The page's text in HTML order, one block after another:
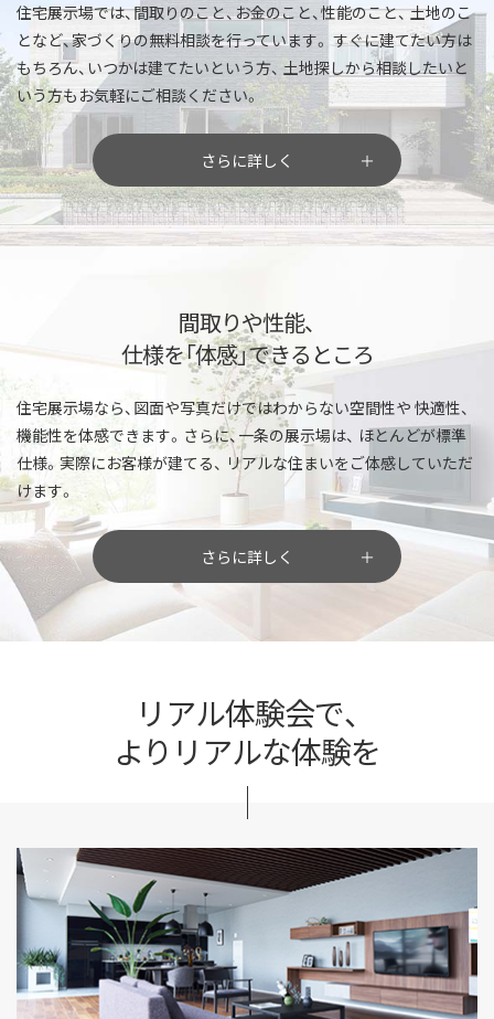
住宅展示場では、間取りのこと、お金のこと、性能のこと、土地のこ
となど、家づくりの無料相談を行っています。 すぐに建てたい方は
もちろん、いつかは建てたいという方、 土地探しから相談したいと
いう方もお気軽にご相談ください。
さらに詳しく
間取りや性能、
仕様を「体感」できるところ
住宅展示場なら、図面や写真だけではわからない空間性や 快適性、
機能性を体感できます。さらに、一条の展示場は、 ほとんどが標準
仕様。実際にお客様が建てる、 リアルな住まいをご体感していただ
けます。
さらに詳しく
リアル体験会で、
よりリアルな体験を